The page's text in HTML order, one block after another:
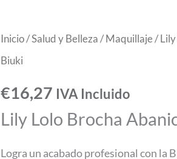
Inicio/Salud y Belleza / Maquillaje/
Biuki
€16,27 IVA Incluido
Lily Lolo Brocha
Logra un acabado profesional con la
Lily
Lolo
Abanico
Biuki
cantidad